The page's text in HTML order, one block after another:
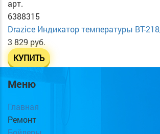
арт.
6388315
Drazice Индикатор температуры ВТ-
3 829 руб.
КУПИТЬ
Меню
Главная
Ремонт